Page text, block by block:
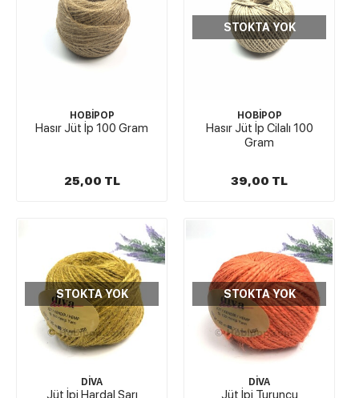
HOBİPOP
Hasır Jüt İp 100 Gram
25,00 TL
STOKTA YOK
HOBİPOP
Hasır Jüt İp Cilalı 100
Gram
39,00 TL
STOKTA YOK
DİVA
Jüt İpi Hardal Sarı
STOKTA YOK
DİVA
Jüt İpi Turuncu